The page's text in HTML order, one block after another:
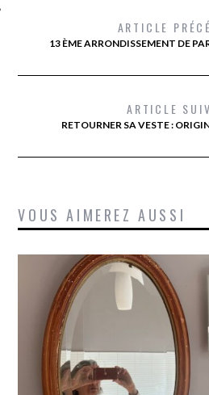
ARTICLE
13 ÈME ARRONDISSEMENT DE
ARTICLE
RETOURNER SA VESTE :
VOUS AIMEREZ AUSSI